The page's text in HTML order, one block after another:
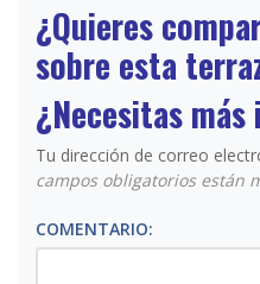
¿Quieres
sobre esta
¿Necesitas
Tu dirección de correo
campos obligatorios están
COMENTARIO: